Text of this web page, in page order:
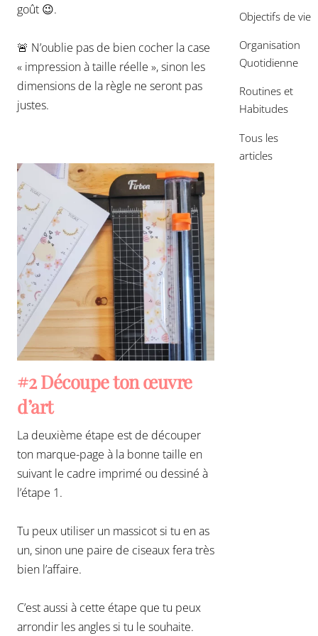
goût 😉.
🚨 N’oublie pas de bien cocher la case
« impression à taille réelle », sinon les
dimensions de la règle ne seront pas
justes.
#2 Découpe ton œuvre
d’art
La deuxième étape est de découper
ton marque-page à la bonne taille en
suivant le cadre imprimé ou dessiné à
l’étape 1.
Tu peux utiliser un massicot si tu en as
un, sinon une paire de ciseaux fera très
bien l’affaire.
C’est aussi à cette étape que tu peux
arrondir les angles si tu le souhaite.
Objectifs de vie
Organisation
Quotidienne
Routines et
Habitudes
Tous les
articles